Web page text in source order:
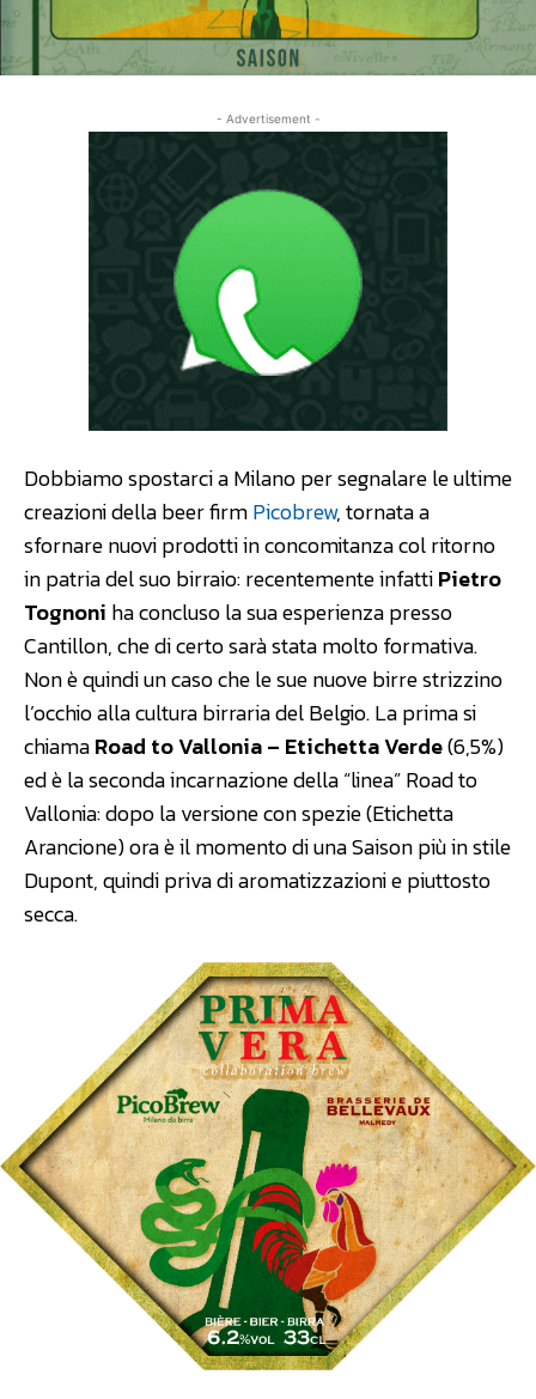
- Advertisement -
Dobbiamo spostarci a Milano per segnalare le ultime
creazioni della beer firmPicobrew, tornata a
sfornare nuovi prodotti in concomitanza col ritorno
in patria del suo birraio: recentemente infattiPietro
Tognoni ha concluso la sua esperienza presso
Cantillon, che di certo sarà stata molto formativa.
Non è quindi un caso che le sue nuove birre strizzino
l’occhio alla cultura birraria del Belgio. La prima si
chiamaRoad to Vallonia – Etichetta Verde(6,5%)
ed è la seconda incarnazione della “linea” Road to
Vallonia: dopo la versione con spezie (Etichetta
Arancione) ora è il momento di una Saison più in stile
Dupont, quindi priva di aromatizzazioni e piuttosto
secca.